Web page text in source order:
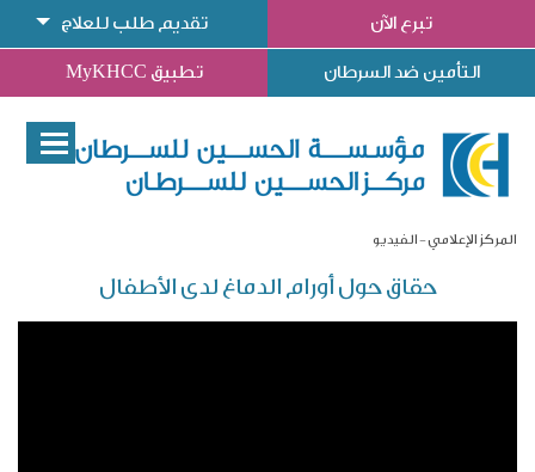
تبرع الآن تقديم طلب للعلاج
التأمين ضد السرطان تطبيق MyKHCC
المركز الإعلامي الفيديو
حقاق حول أورام الدماغ لدى الأطفال